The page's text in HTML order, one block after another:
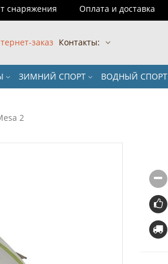
снаряжения Оплата и доставка
заказ Контакты:
ЗИМНИЙ СПОРТ ВОДНЫЙ СПОРТ
2